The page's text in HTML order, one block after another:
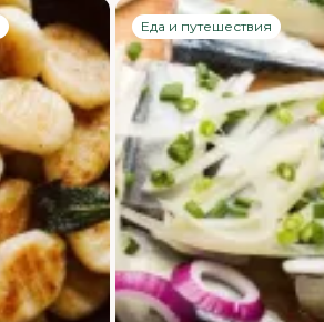
Еда и путешествия